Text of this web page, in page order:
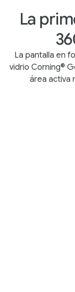
La
La pantalla en
vidrio Corning®
área activa